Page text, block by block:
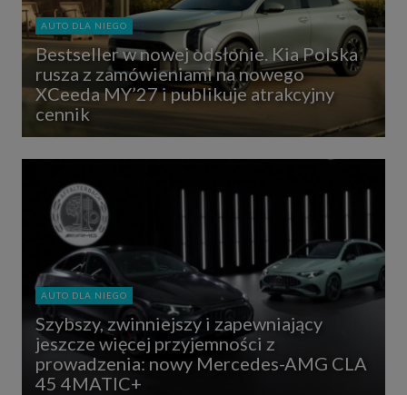
AUTO DLA NIEGO
Bestseller w nowej odsłonie. Kia Polska
rusza z zamówieniami na nowego
XCeeda MY’27 i publikuje atrakcyjny
cennik
AUTO DLA NIEGO
Szybszy, zwinniejszy i zapewniający
jeszcze więcej przyjemności z
prowadzenia: nowy Mercedes-AMG CLA
45 4MATIC+